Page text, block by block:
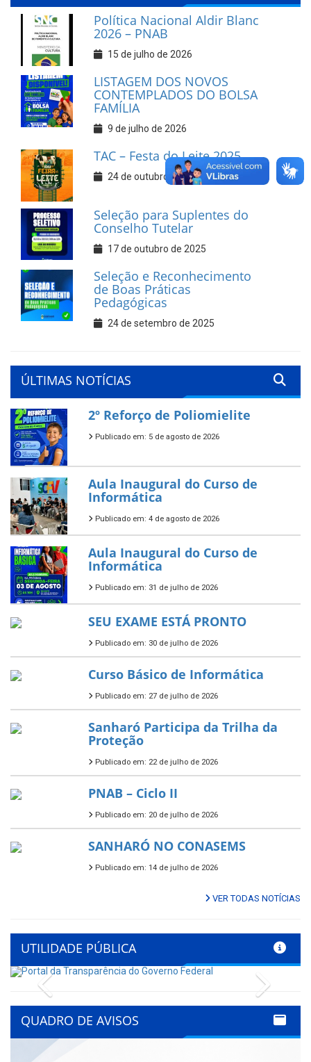
Política Nacional Aldir Blanc
2026 – PNAB
15 de julho de 2026
LISTAGEM DOS NOVOS
CONTEMPLADOS DO BOLSA
FAMÍLIA
9 de julho de 2026
TAC – Festa do Leite 2025
24 de outubro de 2025
Seleção para Suplentes do
Conselho Tutelar
17 de outubro de 2025
Seleção e Reconhecimento
de Boas Práticas
Pedagógicas
24 de setembro de 2025
ÚLTIMAS NOTÍCIAS
2º Reforço de Poliomielite
Publicado em: 5 de agosto de 2026
Aula Inaugural do Curso de
Informática
Publicado em: 4 de agosto de 2026
Aula Inaugural do Curso de
Informática
Publicado em: 31 de julho de 2026
SEU EXAME ESTÁ PRONTO
Publicado em: 30 de julho de 2026
Curso Básico de Informática
Publicado em: 27 de julho de 2026
Sanharó Participa da Trilha da
Proteção
Publicado em: 22 de julho de 2026
PNAB – Ciclo II
Publicado em: 20 de julho de 2026
SANHARÓ NO CONASEMS
Publicado em: 14 de julho de 2026
VER TODAS NOTÍCIAS
UTILIDADE PÚBLICA
Previous
QUADRO DE AVISOS